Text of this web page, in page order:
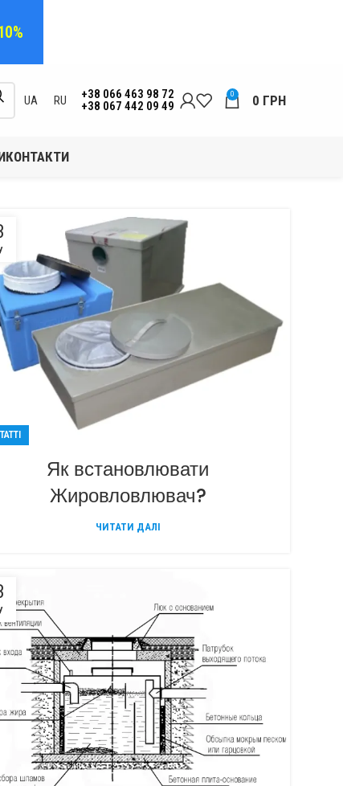
UA RU
+38 066 463 98 72
+38 067 442 09 49
0 0 ГРН
КОНТАКТИ
Як встановлювати
Жировловлювач?
ЧИТАТИ ДАЛІ